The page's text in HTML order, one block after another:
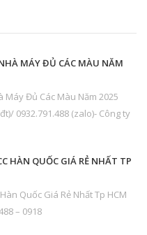
MÁY ĐỦ CÁC MÀU NĂM
Máy Đủ Các Màu Năm 2025
0932.791.488 (zalo)- Công ty
HÀN QUỐC GIÁ RẺ NHẤT TP
Quốc Giá Rẻ Nhất Tp HCM
– 0918